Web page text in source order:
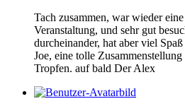
Tach zusammen, war wieder
Veranstaltung, und sehr gut
durcheinander, hat aber viel
Joe, eine tolle
Tropfen. auf bald Der Alex